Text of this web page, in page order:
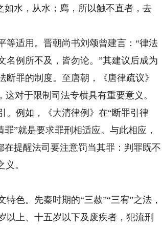
如水，从水；廌，所以触不直者，去
适用。晋朝尚书刘颂曾建言：“律法
名例所不及，皆勿论。”其建议后成为
罪的制度。至唐朝，《唐律疏议》
对于限制司法专横具有重要意义。
。例如，《大清律例》在“断罪引律
”就是要求罪刑相适应。与此相应，
在提醒法司要注意罚当其罪：判罪既不
。
色。先秦时期的“三赦”“三宥”之法，
以上、十五岁以下及废疾者，犯流刑